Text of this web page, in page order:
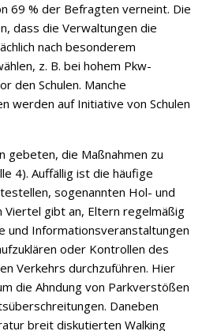
69 % der Befragten verneint. Die
dass die Verwaltungen die
nach besonderem
z. B. bei hohem Pkw-
den Schulen. Manche
werden auf Initiative von Schulen
gebeten, die Maßnahmen zu
4). Auffällig ist die häufige
sogenannten Hol- und
Viertel gibt an, Eltern regelmäßig
und Informationsver­anstaltungen
oder Kontrollen des
Verkehrs durchzuführen. Hier
die Ahndung von Park­verstößen
Daneben
breit diskutierten Walking